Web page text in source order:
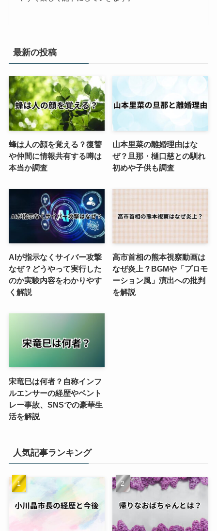
最新の投稿
蜂は人の顔を覚える？復讐
や仲間に情報共有する噂は
本当か調査
山本里菜の離婚理由はな
ぜ？旦那・樋口慈との馴れ
初めや子供も調査
AIが指示なくサイバー攻撃
なぜ？どうやって実行した
のか実験内容をわかりやす
く解説
高市首相の熊本視察動画は
なぜ炎上？BGMや「プロモ
ーション風」演出への批判
を解説
宋竜巳は何者？自称インフ
ルエンサーの経歴やベント
レー事故、SNSでの豪華生
活を解説
人気記事ランキング